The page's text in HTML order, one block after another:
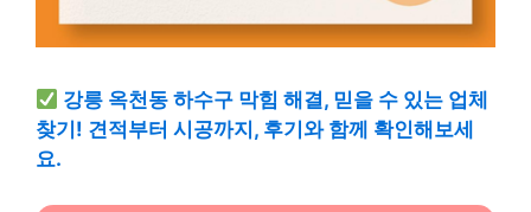
강릉 옥천동 하수구 막힘 해결, 믿을 수 있는 업체
찾기! 견적부터 시공까지, 후기와 함께 확인해보세
요.